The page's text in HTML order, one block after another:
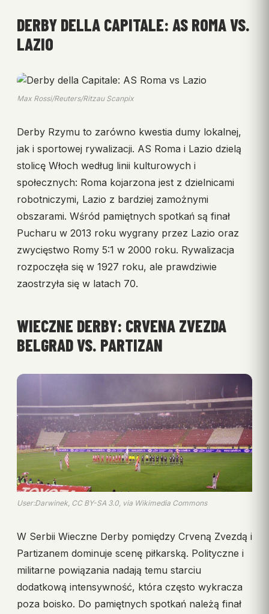
DERBY DELLA CAPITALE: AS ROMA VS.
LAZIO
Max Rossi/Reuters/Ritzau Scanpix
Derby Rzymu to zarówno kwestia dumy lokalnej,
jak i sportowej rywalizacji. AS Roma i Lazio dzielą
stolicę Włoch według linii kulturowych i
społecznych: Roma kojarzona jest z dzielnicami
robotniczymi, Lazio z bardziej zamożnymi
obszarami. Wśród pamiętnych spotkań są finał
Pucharu w 2013 roku wygrany przez Lazio oraz
zwycięstwo Romy 5:1 w 2000 roku. Rywalizacja
rozpoczęła się w 1927 roku, ale prawdziwie
zaostrzyła się w latach 70.
WIECZNE DERBY: CRVENA ZVEZDA
BELGRAD VS. PARTIZAN
User:Darwinek, CC BY-SA 3.0, via Wikimedia Commons
W Serbii Wieczne Derby pomiędzy Crveną Zvezdą i
Partizanem dominuje scenę piłkarską. Polityczne i
militarne powiązania nadają temu starciu
dodatkową intensywność, która często wykracza
poza boisko. Do pamiętnych spotkań należą finał